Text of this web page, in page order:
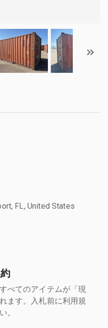
FL, United States
べてのアイテムが「現
ます。入札前に利用規
。